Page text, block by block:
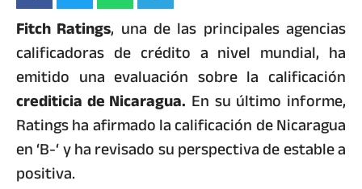
Fitch Ratings, una de las principales agencias
calificadoras de crédito a nivel mundial, ha
emitido una evaluación sobre la calificación
crediticia de Nicaragua. En su último informe,
Ratings ha afirmado la calificación de Nicaragua
en ‘B-‘ y ha revisado su perspectiva de estable a
positiva.